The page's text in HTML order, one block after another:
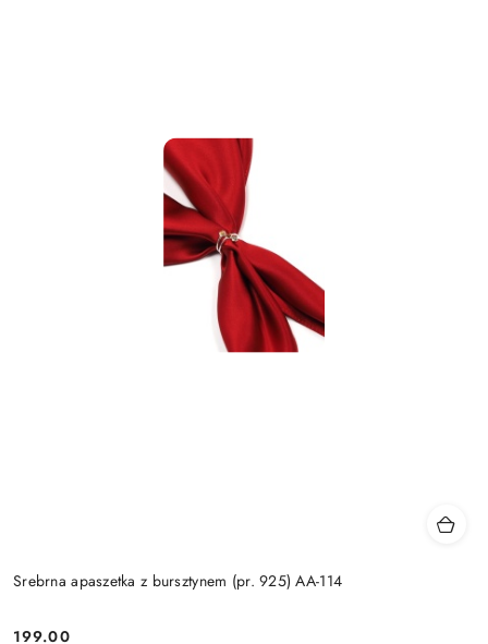
Srebrna apaszetka z bursztynem (pr. 925) AA-114
199.00